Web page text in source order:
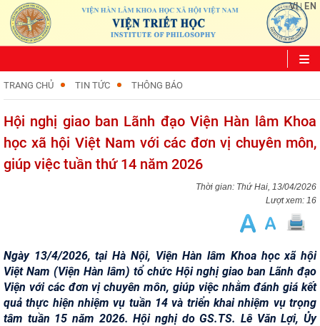
VI| EN
TRANG CHỦ TIN TỨC THÔNG BÁO
Hội nghị giao ban Lãnh đạo Viện Hàn lâm Khoa
học xã hội Việt Nam với các đơn vị chuyên môn,
giúp việc tuần thứ 14 năm 2026
Thứ Hai, 13/04/2026
Lượt xem: 16
Ngày 13/4/2026, tại Hà Nội, Viện Hàn lâm Khoa học xã hội
Việt Nam (Viện Hàn lâm) tổ chức Hội nghị giao ban Lãnh đạo
Viện với các đơn vị chuyên môn, giúp việc nhằm đánh giá kết
quả thực hiện nhiệm vụ tuần 14 và triển khai nhiệm vụ trọng
tâm tuần 15 năm 2026. Hội nghị do GS.TS. Lê Văn Lợi, Ủy